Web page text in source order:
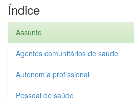
Índice
Assunto
Agentes comunitários de saúde
Autonomia profissional
Pessoal de saúde